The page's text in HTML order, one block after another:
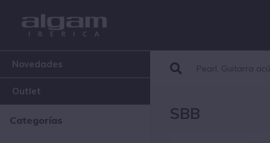
Novedades
Outlet
Categorías SBB